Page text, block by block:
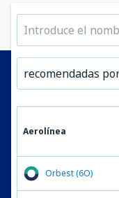
recomendadas
Aerolínea
Orbest (6O)